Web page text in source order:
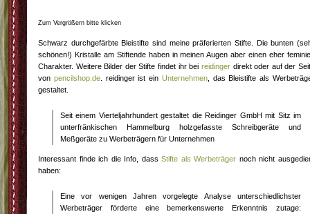
Zum Vergrößern bitte klicken
Schwarz durchgefärbte Bleistifte sind meine präferierten Stifte. Die bunten
schönen!) Kristalle am Stiftende haben in meinen Augen aber einen eher
Charakter. Weitere Bilder der Stifte findet ihr bei reidingerdirekt oder auf der
von pencilshop.de. reidinger ist ein Unternehmen, das Bleistifte als
gestaltet.
Seit einem Vierteljahrhundert gestaltet die Reidinger GmbH mit Sitz im
unterfränkischen Hammelburg holzgefasste Schreibgeräte und
Meßgeräte zu Werbeträgern für Unternehmen
Interessant finde ich die Info, dassStifte als Werbeträger noch nicht
haben:
Eine vor wenigen Jahren vorgelegte Analyse unterschiedlichster
Werbeträger förderte eine bemerkenswerte Erkenntnis zutage: